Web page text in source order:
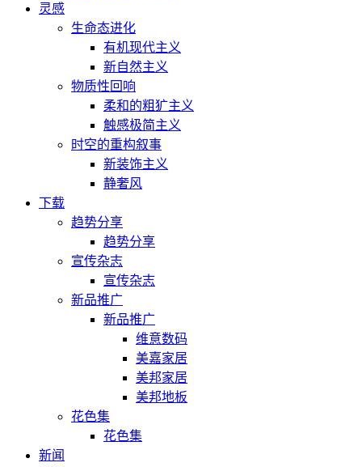
灵感
生命态进化
有机现代主义
新自然主义
物质性回响
柔和的粗犷主义
触感极简主义
时空的重构叙事
新装饰主义
静奢风
下载
趋势分享
趋势分享
宣传杂志
宣传杂志
新品推广
新品推广
维意数码
美嘉家居
美邦家居
美邦地板
花色集
花色集
新闻